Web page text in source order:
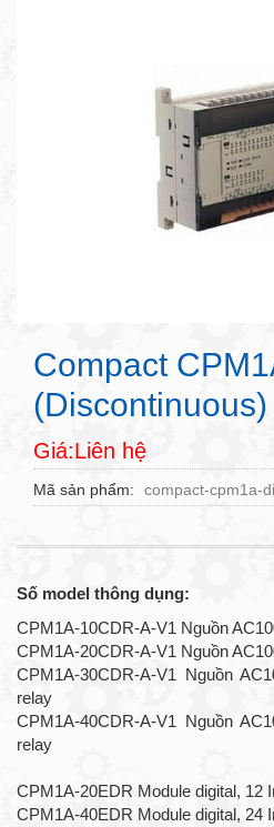
Compact
(Discontinuous)
Giá:Liên hệ
Mã sản phẩm compact-cpm1a-
Số model thông dụng:
CPM1A-10CDR-A-V1 Nguồn
CPM1A-20CDR-A-V1 Nguồn
CPM1A-30CDR-A-V1 Nguồn
relay
CPM1A-40CDR-A-V1 Nguồn
relay
CPM1A-20EDR Module digital, 12
CPM1A-40EDR Module digital, 24